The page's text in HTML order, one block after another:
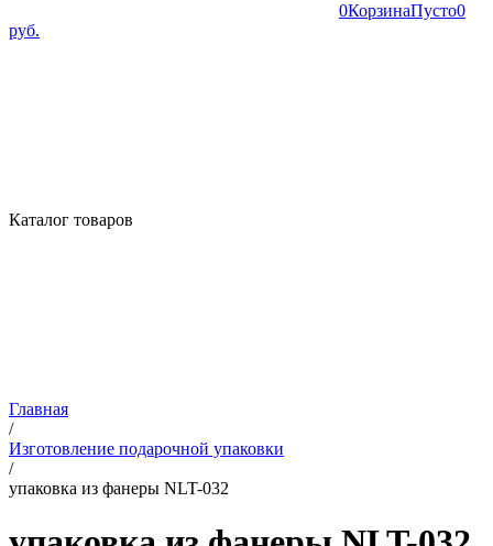
0КорзинаПусто0
руб.
Каталог товаров
Главная
/
Изготовление подарочной упаковки
/
упаковка из фанеры NLT-032